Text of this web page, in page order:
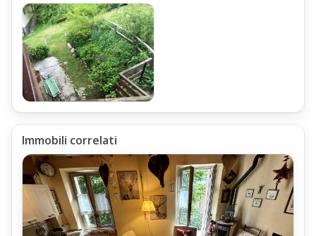
Immobili correlati